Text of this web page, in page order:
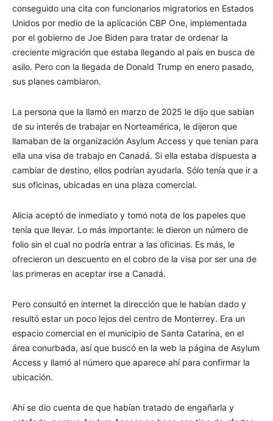
conseguido una cita con funcionarios migratorios en Estados
Unidos por medio de la aplicación CBP One, implementada
por el gobierno de Joe Biden para tratar de ordenar la
creciente migración que estaba llegando al país en busca de
asilo. Pero con la llegada de Donald Trump en enero pasado,
sus planes cambiaron.
La persona que la llamó en marzo de 2025 le dijo que sabían
de su interés de trabajar en Norteamérica, le dijeron que
llamaban de la organización Asylum Access y que tenían para
ella una visa de trabajo en Canadá. Si ella estaba dispuesta a
cambiar de destino, ellos podrían ayudarla. Sólo tenía que ir a
sus oficinas, ubicadas en una plaza comercial.
Alicia aceptó de inmediato y tomó nota de los papeles que
tenía que llevar. Lo más importante: le dieron un número de
folio sin el cual no podría entrar a las oficinas. Es más, le
ofrecieron un descuento en el cobro de la visa por ser una de
las primeras en aceptar irse a Canadá.
Pero consultó en internet la dirección que le habían dado y
resultó estar un poco lejos del centro de Monterrey. Era un
espacio comercial en el municipio de Santa Catarina, en el
área conurbada, así que buscó en la web la página de Asylum
Access y llamó al número que aparece ahí para confirmar la
ubicación.
Ahí se dio cuenta de que habían tratado de engañarla y